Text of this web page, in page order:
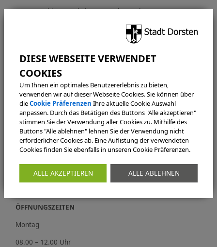
DIN A4 bis 10 Stck. je 0,50 € ab 10 Stk. 0,40 €
KONTAKT
Bauordnungsamt
Verwaltungsabteilung
Halterner Straße 5
46284 Dorsten
02362 66-3357
ÖFFNUNGSZEITEN
Montag
08.00 – 12.00 Uhr
Um Ihnen ein optimales Benutzererlebnis zu bieten,
verwenden wir auf dieser Webseite Cookies. Sie können über
dieCookie Präferenzen Ihre aktuelle Cookie Auswahl
anpassen. Durch das Betätigen des Buttons "Alle akzeptieren"
stimmen Sie der Verwendung aller Cookies zu. Mithilfe des
Buttons "Alle ablehnen" lehnen Sie der Verwendung nicht
erforderlicher Cookies ab. Eine Auflistung der verwendeten
Cookies finden Sie ebenfalls in unseren Cookie Präferenzen.
ALLE AKZEPTIEREN ALLE ABLEHNEN